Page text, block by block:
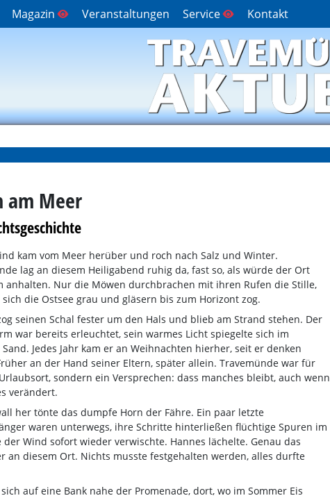
Magazin Veranstaltungen Service Kontakt
am Meer
kam vom Meer herüber und roch nach Salz und Winter.
lag an diesem Heiligabend ruhig da, fast so, als würde der Ort
anhalten. Nur die Möwen durchbrachen mit ihren Rufen die Stille,
die Ostsee grau und gläsern bis zum Horizont zog.
seinen Schal fester um den Hals und blieb am Strand stehen. Der
war bereits erleuchtet, sein warmes Licht spiegelte sich im
Jedes Jahr kam er an Weihnachten hierher, seit er denken
an der Hand seiner Eltern, später allein. Travemünde war für
sondern ein Versprechen: dass manches bleibt, auch wenn
verändert.
her tönte das dumpfe Horn der Fähre. Ein paar letzte
waren unterwegs, ihre Schritte hinterließen flüchtige Spuren im
der Wind sofort wieder verwischte. Hannes lächelte. Genau das
an diesem Ort. Nichts musste festgehalten werden, alles durfte
auf eine Bank nahe der Promenade, dort, wo im Sommer Eis